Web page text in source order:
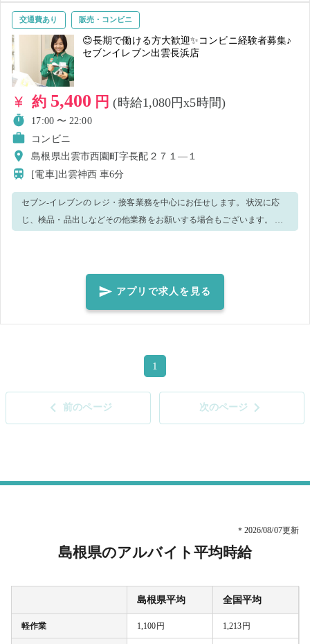
交通費あり 販売・コンビニ
😊長期で働ける方大歓迎✨コンビニ経験者募集♪
セブンイレブン出雲長浜店
約 5,400 円(時給1,080円x5時間)
17:00 〜 22:00
コンビニ
島根県出雲市西園町字長配２７１―１
[電車]出雲神西車6分
セブン-イレブンの レジ・接客業務を中心にお任せします。 状況に応
じ、検品・品出しなどその他業務をお願いする場合もございます。 当
アプリで求人を見る
前のページ
1
次のページ
＊2026/08/07更新
島根県のアルバイト平均時給
島根県平均 全国平均
軽作業 1,100円 1,213円